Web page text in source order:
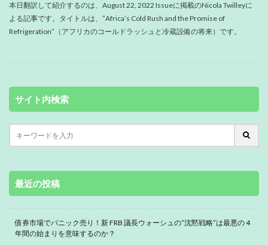
本日翻訳して紹介するのは、August 22, 2022 Issueに掲載のNicola Twilleyに
よる記事です。タイトルは、”Africa’s Cold Rush and the Promise of
Refrigeration”（アフリカのコールドラッシュと冷蔵設備の将来）です。
サイト内検索
最近の投稿
債券市場でパニック売り！新 FRB 議長ウォーシュの“沈黙戦略”は最悪の 4
年間の始まりを意味するのか？